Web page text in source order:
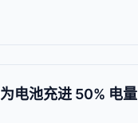
电池充进 50% 电量